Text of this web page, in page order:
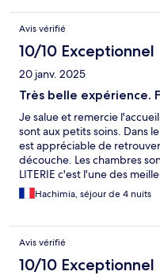
Avis vérifié
10/10 Exceptionnel
20 janv. 2025
Très belle expérience.
Je salue et remercie
sont aux petits soins. Dans
est appréciable de
découche. Les chambres
LITERIE c'est l'une des
déplacements. Vous serez
soucis à se faire pour sa
expérience cliente possible
Hachimia, séjour de 4 nuits
Avis vérifié
10/10 Exceptionnel